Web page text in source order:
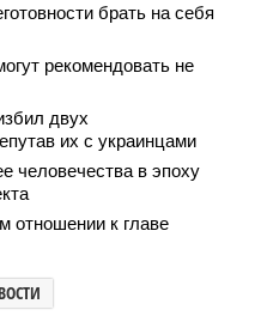
брать на себя
рекомендовать не
двух
их с украинцами
человечества в эпоху
отношении к главе